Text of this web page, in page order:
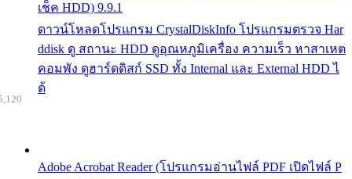
เช็ค HDD) 9.9.1
ดาวน์โหลดโปรแกรม CrystalDiskInfo โปรแกรมตรวจ Har
ddisk ดู สถานะ HDD ดูอุณหภูมิเครื่อง ความเร็ว หาสาเหต
คอมพัง ดูฮาร์ดดิสก์ SSD ทั้ง Internal และ External HDD ไ
ด้
Adobe Acrobat Reader (โปรแกรมอ่านไฟล์ PDF เปิดไฟล์ P